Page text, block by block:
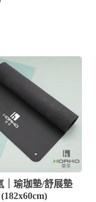
｜瑜珈墊/舒展墊
(182x60cm)